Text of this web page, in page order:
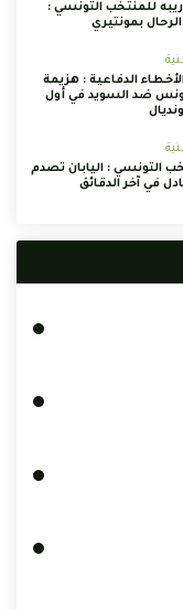
للمنتخب التونسي :
بمونتيري
الدفاعية : هزيمة
ضد السويد في أول
التونسي : اليابان تصدم
في آخر الدقائق